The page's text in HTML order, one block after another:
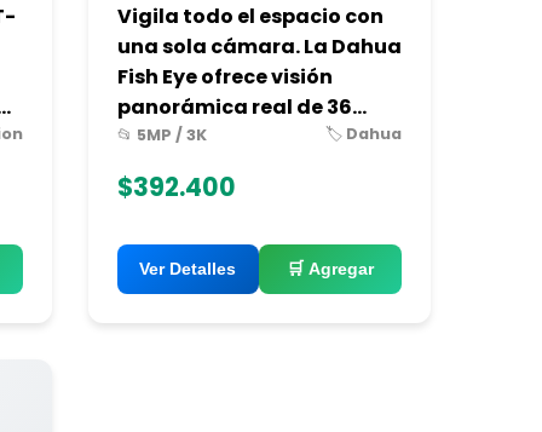
Vigila todo el espacio con
una sola cámara. La Dahua
Fish Eye ofrece visión
panorámica real de 36...
📂 5MP / 3K 🏷️ Dahua
$392.400
Ver Detalles 🛒 Agregar